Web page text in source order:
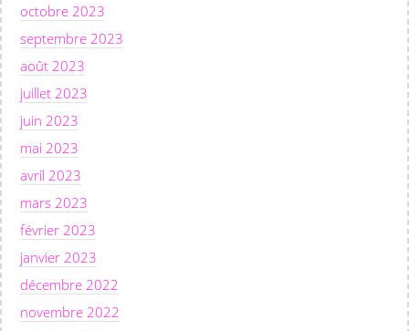
octobre 2023
septembre 2023
août 2023
juillet 2023
juin 2023
mai 2023
avril 2023
mars 2023
février 2023
janvier 2023
décembre 2022
novembre 2022